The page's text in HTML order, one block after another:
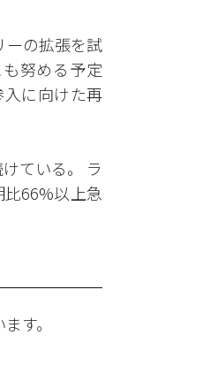
ーの拡張を試
努める予定
に向けた再
ている。 ラ
66%以上急
す。